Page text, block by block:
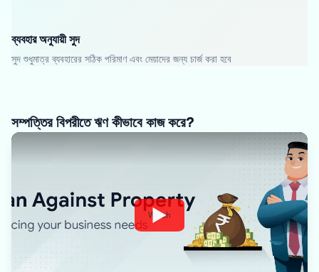
ব্যবহার অনুযায়ী সুদ
সুদ শুধুমাত্র ব্যবহারের সঠিক পরিমাণ এবং মেয়াদের জন্য চার্জ করা হবে
সম্পত্তির বিপরীতে ঋণ কীভাবে কাজ করে?
Watch